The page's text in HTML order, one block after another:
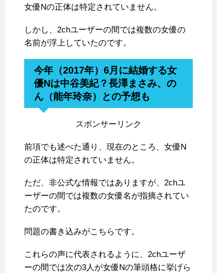
女優Nの正体は特定されていません。
しかし、2chユーザーの間では複数の女優の
名前が浮上していたのです。
今年（2017年）6月に結婚する女
優Nは中谷美紀？長澤まさみ、の
ん（能年玲奈）との予想も
スポンサーリンク
前項でも述べた通り、現在のところ、女優N
の正体は特定されていません。
ただ、非公式な情報ではありますが、2chユ
ーザーの間では複数の女優名が指摘されてい
たのです。
問題の書き込みがこちらです。
これらの声に代表されるように、2chユーザ
ーの間では次の3人が女優Nの筆頭格に挙げら